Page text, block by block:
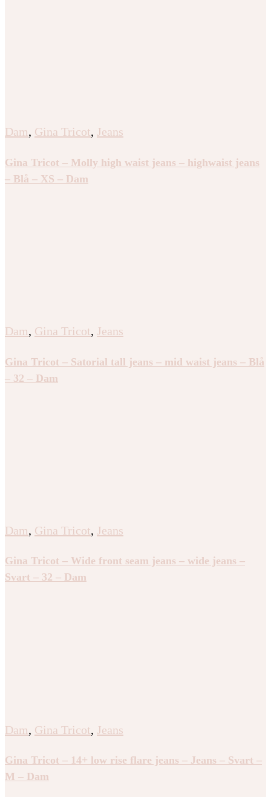
Dam, Gina Tricot, Jeans
Gina Tricot – Molly high waist jeans – highwaist jeans
– Blå – XS – Dam
Dam, Gina Tricot, Jeans
Gina Tricot – Satorial tall jeans – mid waist jeans – Blå
– 32 – Dam
Dam, Gina Tricot, Jeans
Gina Tricot – Wide front seam jeans – wide jeans –
Svart – 32 – Dam
Dam, Gina Tricot, Jeans
Gina Tricot – 14+ low rise flare jeans – Jeans – Svart –
M – Dam